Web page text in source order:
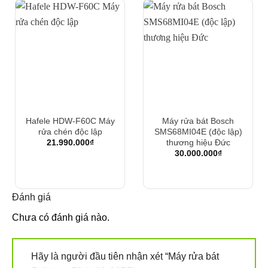
bạn có thể lắp đặt máy rửa bát theo kiểu độc lập hoặc đặt
tủ âm. Máy rửa bát có kiểu dáng nhỏ gọn, phù hợp với
những người lớn tuổi như bố, mẹ của bạn.
Tích hợp các công nghệ hiện đại tiên tiến
Hafele HDW-F60C Máy
rửa chén độc lập
21.990.000₫
Máy rửa bát Bosch
SMS68MI04E (độc lập)
thương hiệu Đức
30.000.000₫
Đánh giá
Chưa có đánh giá nào.
Hãy là người đầu tiên nhận xét “Máy rửa bát